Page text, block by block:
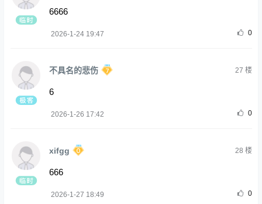
6666
2026-1-24 19:47 0
不具名的悲伤 27 楼
6
2026-1-26 17:42 0
xifgg 28 楼
666
2026-1-27 18:49 0